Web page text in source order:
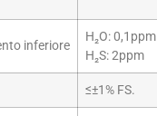
inferiore
H₂O: 0,1ppm
H₂S: 2ppm
≤±1% FS.